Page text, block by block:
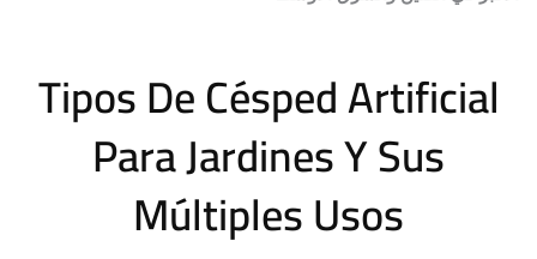
Tipos De Césped Artificial
Para Jardines Y Sus
Múltiples Usos